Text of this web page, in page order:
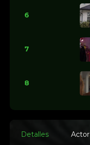
6
7
8
Detalles Actor